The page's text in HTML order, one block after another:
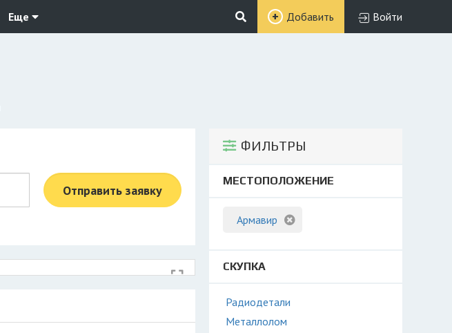
Еще Добавить Войти
ФИЛЬТРЫ
МЕСТОПОЛОЖЕНИЕ
Армавир
СКУПКА
Радиодетали
Металлолом
Отправить заявку